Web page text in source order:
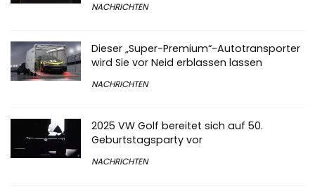
NACHRICHTEN
Dieser „Super-Premium“-Autotransporter
wird Sie vor Neid erblassen lassen
NACHRICHTEN
2025 VW Golf bereitet sich auf 50.
Geburtstagsparty vor
NACHRICHTEN